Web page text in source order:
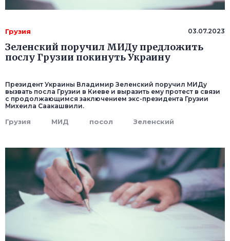
Грузия 03.07.2023
Зеленский поручил МИДу предложить
послу Грузии покинуть Украину
Президент Украины Владимир Зеленский поручил МИДу
вызвать посла Грузии в Киеве и выразить ему протест в связи
с продолжающимся заключением экс-президента Грузии
Михеила Саакашвили.
Грузия МИД посол Зеленский